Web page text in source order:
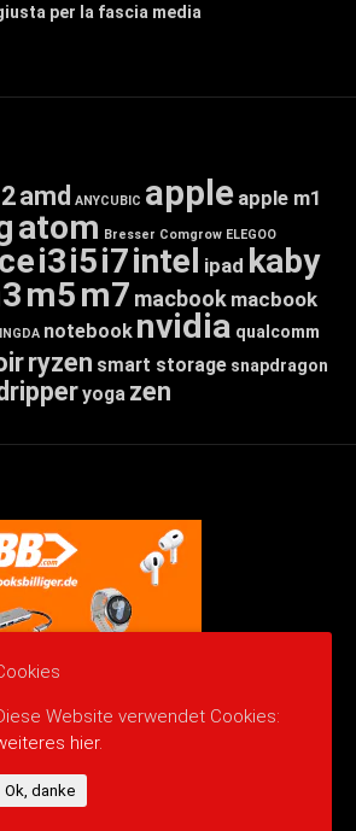
per la fascia media
amd ANYCUBIC apple apple m1
atom Bresser Comgrow ELEGOO
i3i5i7intel ipad kaby
m5m7 macbook macbook
notebook nvidia qualcomm
ryzen smart storage snapdragon
yoga zen
Website verwendet Cookies:
hier.
Ok, danke